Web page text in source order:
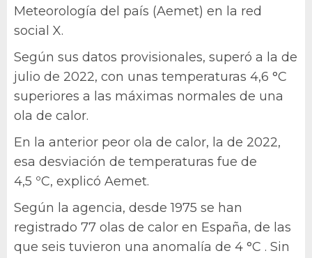
Meteorología del país (Aemet) en la red
social X.
Según sus datos provisionales, superó a la de
julio de 2022, con unas temperaturas 4,6 °C
superiores a las máximas normales de una
ola de calor.
En la anterior peor ola de calor, la de 2022,
esa desviación de temperaturas fue de
4,5 ºC, explicó Aemet.
Según la agencia, desde 1975 se han
registrado 77 olas de calor en España, de las
que seis tuvieron una anomalía de 4 °C . Sin